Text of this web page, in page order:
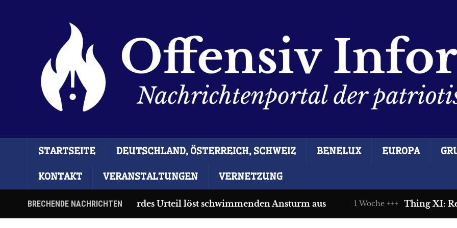
STARTSEITE DEUTSCHLAND, ÖSTERREICH, SCHWEIZ BENELUX EUROPA
KONTAKT VERANSTALTUNGEN VERNETZUNG
BRECHENDE NACHRICHTEN
Ceuta: Absurdes Urteil löst schwimmenden Ansturm aus 1 Woche +++ Thing XI: